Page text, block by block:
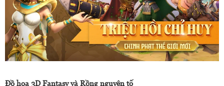
Đồ họa 3D Fantasy và Rồng nguyên tố